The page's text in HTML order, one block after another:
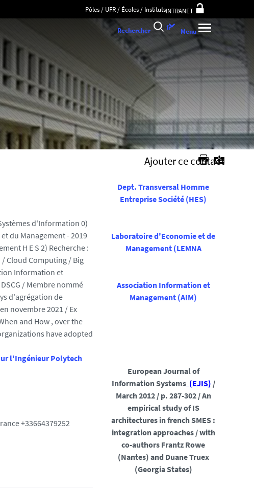
Pôles / UFR / Écoles / InstitutsINTRANET
Rechercher
Choix
de
la
langue
fr Menu
Ajouter ce contact
d'Information 0)
du Management - 2019
H E S 2) Recherche :
/ Cloud Computing / Big
Information et
/ Membre nommé
d'agrégation de
novembre 2021 / Ex
and How , over the
have adopted
l'Ingénieur Polytech
+33664379252
Dept. Transversal Homme
Entreprise Société (HES)
Laboratoired'Economie et de
Management (LEMNA
Association Information et
Management (AIM)
European Journal of
Information Systems(EJIS) /
March 2012 / p. 287-302 / An
empirical study of IS
architectures in french SMES :
integration approaches / with
co-authors Frantz Rowe
(Nantes) and Duane Truex
(Georgia States)